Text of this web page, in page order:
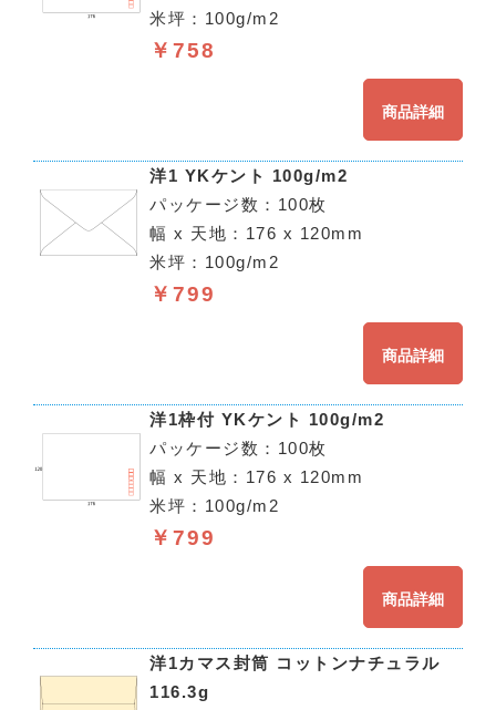
米坪：100g/m2
￥758
商品詳細
洋1 YKケント 100g/m2
パッケージ数：100枚
幅 x 天地：176 x 120mm
米坪：100g/m2
￥799
商品詳細
洋1枠付 YKケント 100g/m2
パッケージ数：100枚
幅 x 天地：176 x 120mm
米坪：100g/m2
￥799
商品詳細
洋1カマス封筒 コットンナチュラル
116.3g